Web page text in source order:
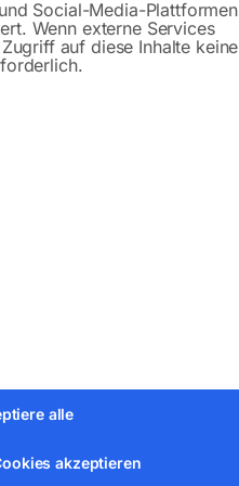
Social-Media-Plattformen
Wenn externe Services
auf diese Inhalte keine
alle
akzeptieren